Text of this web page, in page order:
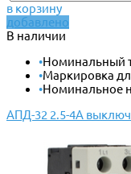
в корзину
добавлено
В наличии
•Номинальный
•Маркировка
•Номинальное
АПД-32 2.5-4А